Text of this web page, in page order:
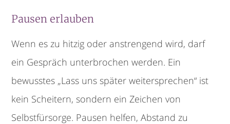
Pausen erlauben
Wenn es zu hitzig oder anstrengend wird, darf
ein Gespräch unterbrochen werden. Ein
bewusstes „Lass uns später weitersprechen“ ist
kein Scheitern, sondern ein Zeichen von
Selbstfürsorge. Pausen helfen, Abstand zu